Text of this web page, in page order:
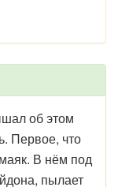
об этом
Первое, что
В нём под
пылает